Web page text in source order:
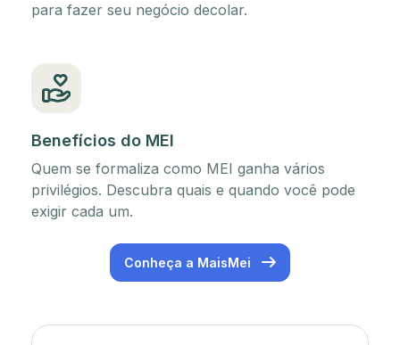
para fazer seu negócio decolar.
Benefícios do MEI
Quem se formaliza como MEI ganha vários
privilégios. Descubra quais e quando você pode
exigir cada um.
Conheça a MaisMei